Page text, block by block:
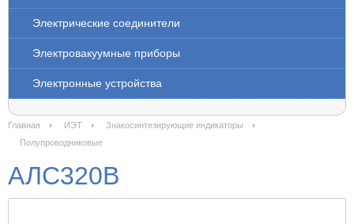
Электрические соединители
Электровакуумные приборы
Электронные устройства
Главная ИЭТ
Знакосинтезирующие индикаторы
Полупроводниковые
АЛС320В